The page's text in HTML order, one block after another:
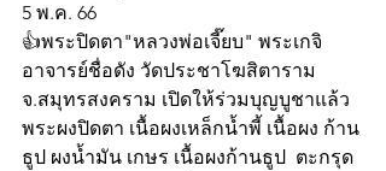
5 พ.ค. 66
👍พระปิดตา"หลวงพ่อเจี๊ยบ" พระเกจิ
อาจารย์ชื่อดัง วัดประชาโฆสิตาราม
จ.สมุทรสงคราม เปิดให้ร่วมบุญบูชาแล้ว
พระผงปิดตา เนื้อผงเหล็กน้ำพี้ เนื้อผง ก้าน
ธูป ผงน้ำมัน เกษร เนื้อผงก้านธูป  ตะกรุด